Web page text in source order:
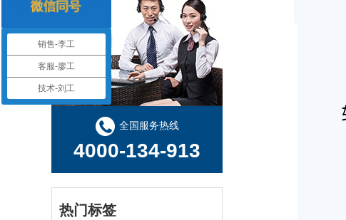
机房建设-机房工程--华思特一站式智能机房建设工程服务商
华思特机房建设四大核心优势-16年专注机房新建/改造/布线/维保
模块化机房与传统机房的区别
全国服务热线
4000-134-913
热门标签
销售-李工
客服-廖工
技术-刘工